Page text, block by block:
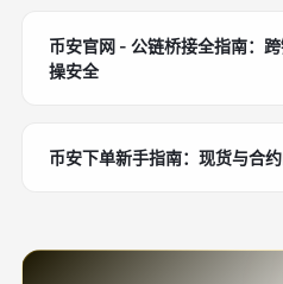
币安官网 - 公链桥接全指南：
操安全
币安下单新手指南：现货与合